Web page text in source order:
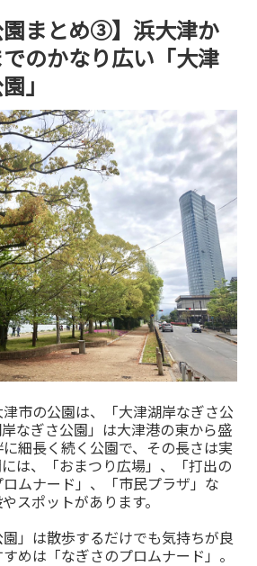
園まとめ③】浜大津か
のかなり広い「大津
」
市の公園は、「大津湖岸なぎさ公
なぎさ公園」は大津港の東から盛
細長く続く公園で、その長さは実
は、「おまつり広場」、「打出の
ムナード」、「市民プラザ」な
スポットがあります。
園」は散歩するだけでも気持ちが良
めは「なぎさのプロムナード」。